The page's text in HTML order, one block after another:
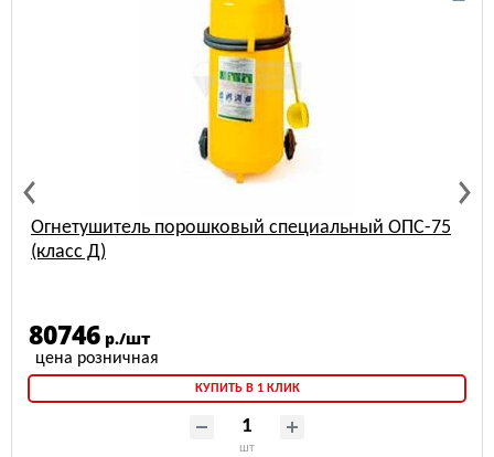
Огнетушитель порошковый специальный ОПС-75
(класс Д)
80746 р./шт
КУПИТЬ В 1 КЛИК
шт